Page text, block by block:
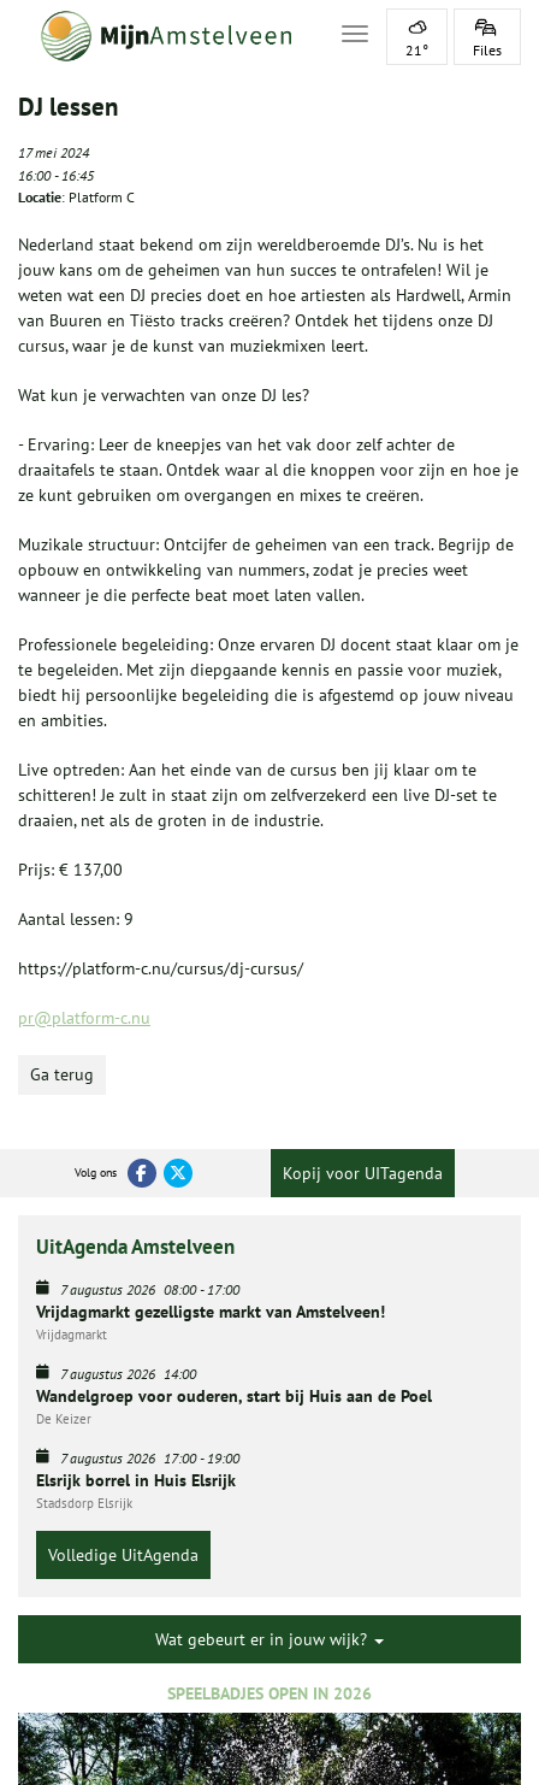
Toggle navigation
21° Files
DJ lessen
17 mei 2024
16:00-16:45
Locatie: Platform C
Nederland staat bekend om zijn wereldberoemde DJ’s. Nu is het
jouw kans om de geheimen van hun succes te ontrafelen! Wil je
weten wat een DJ precies doet en hoe artiesten als Hardwell, Armin
van Buuren en Tiësto tracks creëren? Ontdek het tijdens onze DJ
cursus, waar je de kunst van muziekmixen leert.
Wat kun je verwachten van onze DJ les?
- Ervaring: Leer de kneepjes van het vak door zelf achter de
draaitafels te staan. Ontdek waar al die knoppen voor zijn en hoe je
ze kunt gebruiken om overgangen en mixes te creëren.
Muzikale structuur: Ontcijfer de geheimen van een track. Begrijp de
opbouw en ontwikkeling van nummers, zodat je precies weet
wanneer je die perfecte beat moet laten vallen.
Professionele begeleiding: Onze ervaren DJ docent staat klaar om je
te begeleiden. Met zijn diepgaande kennis en passie voor muziek,
biedt hij persoonlijke begeleiding die is afgestemd op jouw niveau
en ambities.
Live optreden: Aan het einde van de cursus ben jij klaar om te
schitteren! Je zult in staat zijn om zelfverzekerd een live DJ-set te
draaien, net als de groten in de industrie.
Prijs: € 137,00
Aantal lessen: 9
https://platform-c.nu/cursus/dj-cursus/
pr@platform-c.nu
Ga terug
Volg ons Kopij voor UITagenda
UitAgenda Amstelveen
7 augustus 2026 08:00-17:00
Vrijdagmarkt gezelligste markt van Amstelveen!
Vrijdagmarkt
7 augustus 2026 14:00
Wandelgroep voor ouderen, start bij Huis aan de Poel
De Keizer
7 augustus 2026 17:00-19:00
Elsrijk borrel in Huis Elsrijk
Stadsdorp Elsrijk
Volledige UitAgenda
Wat gebeurt er in jouw wijk?
SPEELBADJES OPEN IN 2026